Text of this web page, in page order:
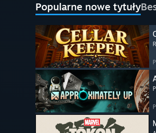
Popularne nowe tytuły